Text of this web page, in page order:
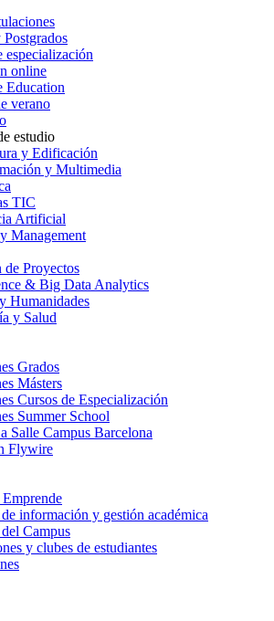
especialización
online
Education
verano
estudio
y Edificación
y Multimedia
TIC
Artificial
Management
Proyectos
& Big Data Analytics
Humanidades
y Salud
Grados
Másters
Cursos de Especialización
Summer School
Salle Campus Barcelona
Flywire
información y gestión académica
Campus
y clubes de estudiantes